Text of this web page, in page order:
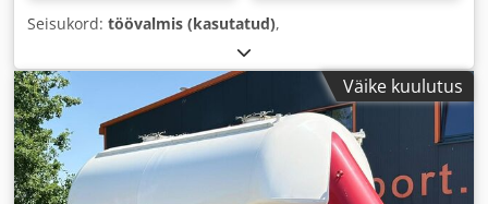
Seisukord: töövalmis (kasutatud),
Väike kuulutus